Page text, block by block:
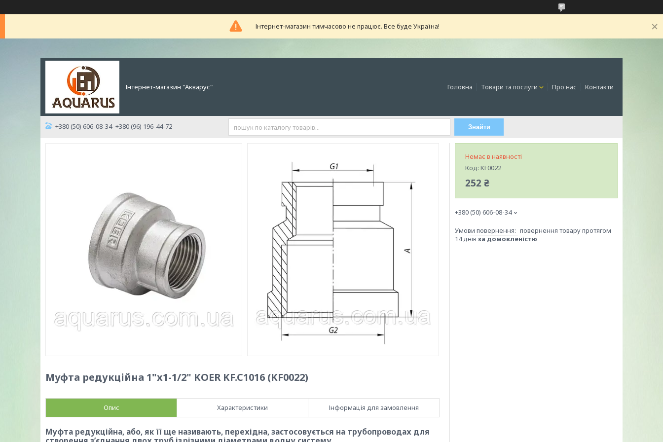
Інтернет-магазин тимчасово не працює. Все буде Україна!
Інтернет-магазин "Акварус" Головна Товари та послуги Про нас Контакти
+380 (50) 606-08-34 +380 (96) 196-44-72 Знайти
Муфта редукційна 1"x1-1/2" KOER KF.C1016 (KF0022)
Опис Характеристики Інформація для замовлення
Муфта редукційна, або, як її ще називають, перехідна, застосовується на трубопроводах для
Немає в наявності
Код: KF0022
252 ₴
+380 (50) 606-08-34
повернення товару протягом
14 днів за домовленістю